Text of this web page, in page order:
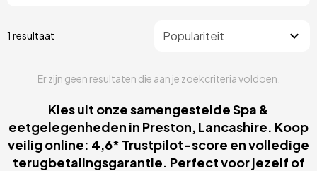
1 resultaat
Er zijn geen resultaten die aan je zoekcriteria voldoen.
Kies uit onze samengestelde Spa &
eetgelegenheden in Preston, Lancashire. Koop
veilig online: 4,6* Trustpilot-score en volledige
terugbetalingsgarantie. Perfect voor jezelf of